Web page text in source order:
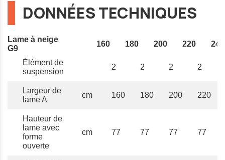
DONNÉES TECHNIQUES
Lame à neige
G9
160 180 200 220 240
Élément de
suspension
2 2 2 2
Largeur de
lame A
cm 160 180 200 220
Hauteur de
lame avec
forme
ouverte
cm 77 77 77 77